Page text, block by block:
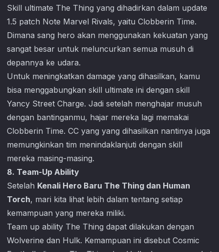
Skill ultimate The Thing yang dihadirkan dalam update
1.5 patch Note Marvel Rivals, yaitu Clobberin Time.
Dimana sang hero akan menggunakan kekuatan yang
sangat besar untuk meluncurkan semua musuh di
depannya ke udara.
Untuk meningkatkan damage yang dihasilkan, kamu
bisa menggabungkan skill ultimate ini dengan skill
Yancy Street Charge. Jadi setelah menghajar musuh
dengan bantinganmu, hajar mereka lagi memakai
Clobberin Time. CC yang yang dihasilkan nantinya juga
memungkinkan tim menindaklanjuti dengan skill
mereka masing-masing.
8. Team-Up Ability
Setelah Kenali Hero Baru The Thing dan Human
Torch, mari kita lihat lebih dalam tentang setiap
kemampuan yang mereka miliki.
Team up ability The Thing dapat dilakukan dengan
Wolverine dan Hulk. Kemampuan ini disebut Cosmic